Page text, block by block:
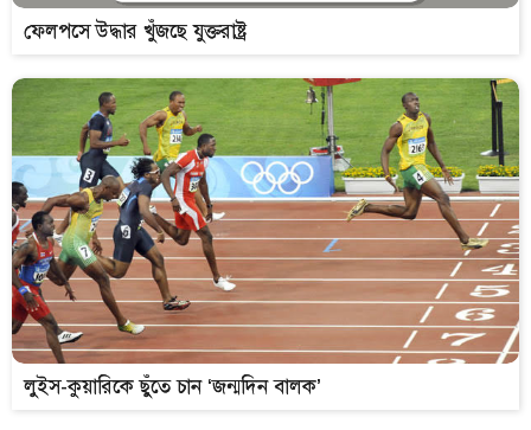
ফেলপসে উদ্ধার খুঁজছে যুক্তরাষ্ট্র
লুইস-কুয়ারিকে ছুঁতে চান ‘জন্মদিন বালক’